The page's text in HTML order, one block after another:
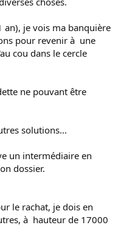
an), je vois ma banquière
pour revenir à une
cou dans le cercle
ne pouvant être
solutions...
un intermédiaire en
dossier.
le rachat, je dois en
à hauteur de 17000